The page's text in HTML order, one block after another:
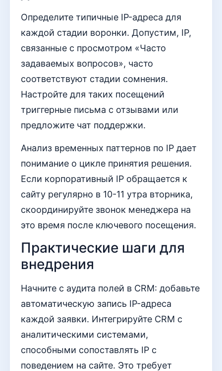
Определите типичные IP-адреса для
каждой стадии воронки. Допустим, IP,
связанные с просмотром «Часто
задаваемых вопросов», часто
соответствуют стадии сомнения.
Настройте для таких посещений
триггерные письма с отзывами или
предложите чат поддержки.
Анализ временных паттернов по IP дает
понимание о цикле принятия решения.
Если корпоративный IP обращается к
сайту регулярно в 10-11 утра вторника,
скоординируйте звонок менеджера на
это время после ключевого посещения.
Практические шаги для
внедрения
Начните с аудита полей в CRM: добавьте
автоматическую запись IP-адреса
каждой заявки. Интегрируйте CRM с
аналитическими системами,
способными сопоставлять IP с
поведением на сайте. Это требует